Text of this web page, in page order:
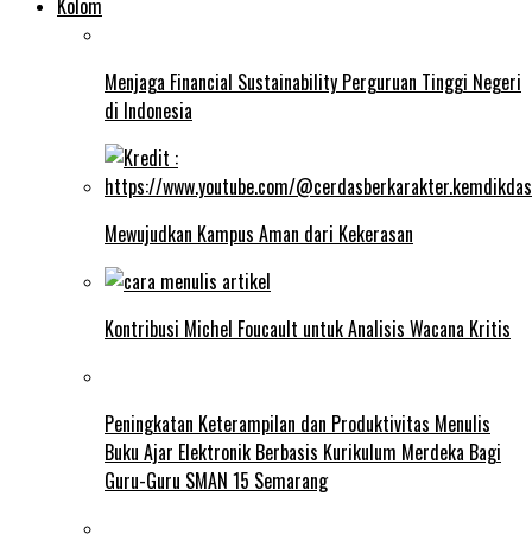
Kolom
Menjaga Financial Sustainability Perguruan Tinggi Negeri
di Indonesia
Mewujudkan Kampus Aman dari Kekerasan
Kontribusi Michel Foucault untuk Analisis Wacana Kritis
Peningkatan Keterampilan dan Produktivitas Menulis
Buku Ajar Elektronik Berbasis Kurikulum Merdeka Bagi
Guru-Guru SMAN 15 Semarang